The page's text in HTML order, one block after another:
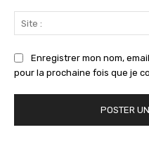
Enregistrer mon nom,
pour la prochaine fois que je